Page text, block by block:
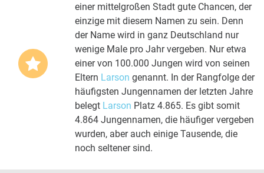
einer mittelgroßen Stadt gute Chancen, der
einzige mit diesem Namen zu sein. Denn
der Name wird in ganz Deutschland nur
wenige Male pro Jahr vergeben. Nur etwa
einer von 100.000 Jungen wird von seinen
Eltern Larson genannt. In der Rangfolge der
häufigsten Jungennamen der letzten Jahre
belegt Larson Platz 4.865. Es gibt somit
4.864 Jungennamen, die häufiger vergeben
wurden, aber auch einige Tausende, die
noch seltener sind.